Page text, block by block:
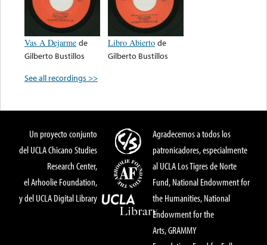
Vas A Dejarme de
Gilberto Bustillos
Libro Abierto de
Gilberto Bustillos
See all recordings >>
Un proyecto conjunto
del UCLA Chicano Studies
Research Center,
el Arhoolie Foundation,
y del UCLA Digital Library
Agradecemos a todos los
patronicadores, especialmente
al UCLA Los Tigres de Norte
Fund, National Endowment for
the Humanities, National
Endowment for the
Arts, GRAMMY